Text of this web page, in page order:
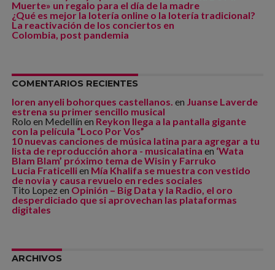
Muerte» un regalo para el día de la madre
¿Qué es mejor la lotería online o la lotería tradicional?
La reactivación de los conciertos en
Colombia, post pandemia
COMENTARIOS RECIENTES
loren anyeli bohorques castellanos. en Juanse Laverde
estrena su primer sencillo musical
Rolo en Medellín en Reykon llega a la pantalla gigante
con la película “Loco Por Vos”
10 nuevas canciones de música latina para agregar a tu
lista de reproducción ahora - musicalatina en ‘Wata
Blam Blam’ próximo tema de Wisin y Farruko
Lucia Fraticellien Mía Khalifa se muestra con vestido
de novia y causa revuelo en redes sociales
Tito Lopez en Opinión – Big Data y la Radio, el oro
desperdiciado que si aprovechan las plataformas
digitales
ARCHIVOS